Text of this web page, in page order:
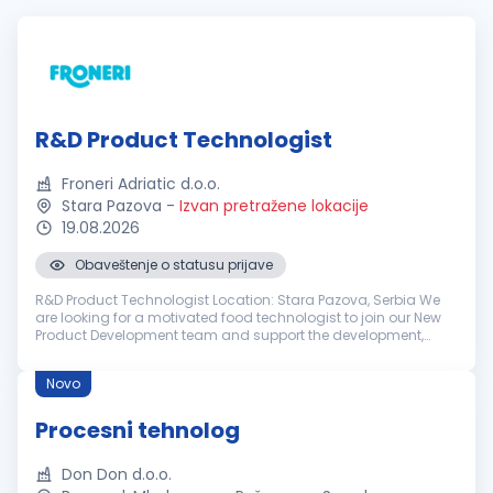
R&D Product Technologist
Froneri Adriatic d.o.o.
Stara Pazova - Izvan pretražene lokacije
19.08.2026
Obaveštenje o statusu prijave
R&D Product Technologist Location: Stara Pazova, Serbia We
are looking for a motivated food technologist to join our New
Product Development team and support the development,
products. This ro...
Novo
Procesni tehnolog
Don Don d.o.o.